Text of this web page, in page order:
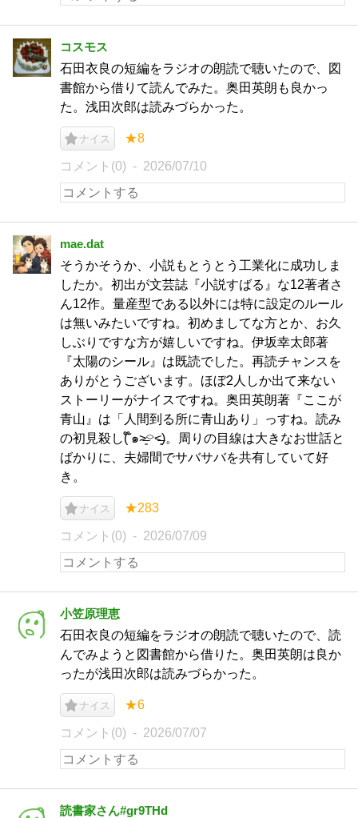
コスモス
石田衣良の短編をラジオの朗読で聴いたので、図
書館から借りて読んでみた。奥田英朗も良かっ
た。浅田次郎は読みづらかった。
ナイス ★8
コメント(0) 2026/07/10
mae.dat
そうかそうか、小説もとうとう工業化に成功しま
したか。初出が文芸誌『小説すばる』な12著者さ
ん12作。量産型である以外には特に設定のルール
は無いみたいですね。初めましてな方とか、お久
しぶりですな方が嬉しいですね。伊坂幸太郎著
『太陽のシール』は既読でした。再読チャンスを
ありがとうございます。ほぼ2人しか出て来ない
ストーリーがナイスですね。奥田英朗著『ここが
青山』は「人間到る所に青山あり」っすね。読み
の初見殺し( ໊๑˃̶͈⌔˂̶͈)。周りの目線は大きなお世話と
ばかりに、夫婦間でサバサバを共有していて好
き。
ナイス ★283
コメント(0) 2026/07/09
小笠原理恵
石田衣良の短編をラジオの朗読で聴いたので、読
んでみようと図書館から借りた。奥田英朗は良か
ったが浅田次郎は読みづらかった。
ナイス ★6
コメント(0) 2026/07/07
読書家さん#gr9THd